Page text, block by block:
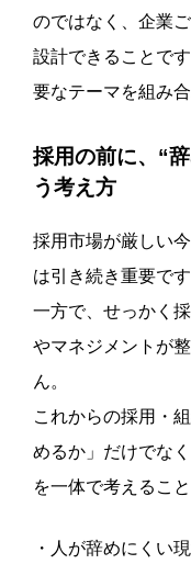
のではなく、企業
設計できることで
要なテーマを組み
採用の前に、“
う考え方
採用市場が厳しい
は引き続き重要です
一方で、せっかく
やマネジメントが
ん。
これからの採用・
めるか」だけでな
を一体で考えること
・人が辞めにくい